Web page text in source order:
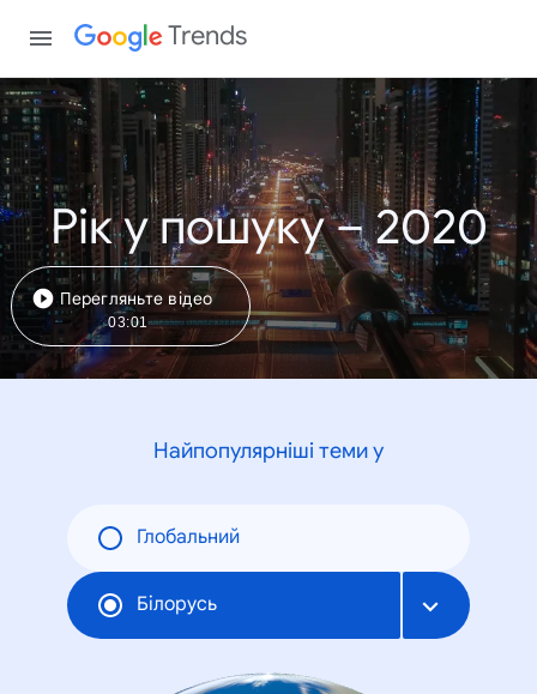
Trends
Рік у пошуку – 2020
Перегляньте відео
03:01
Найпопулярніші теми у
Глобальний
Білорусь